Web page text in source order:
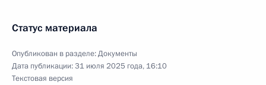
Статус материала
Опубликован в разделе:Документы
Дата публикации:31 июля 2025 года, 16:10
Текстовая версия